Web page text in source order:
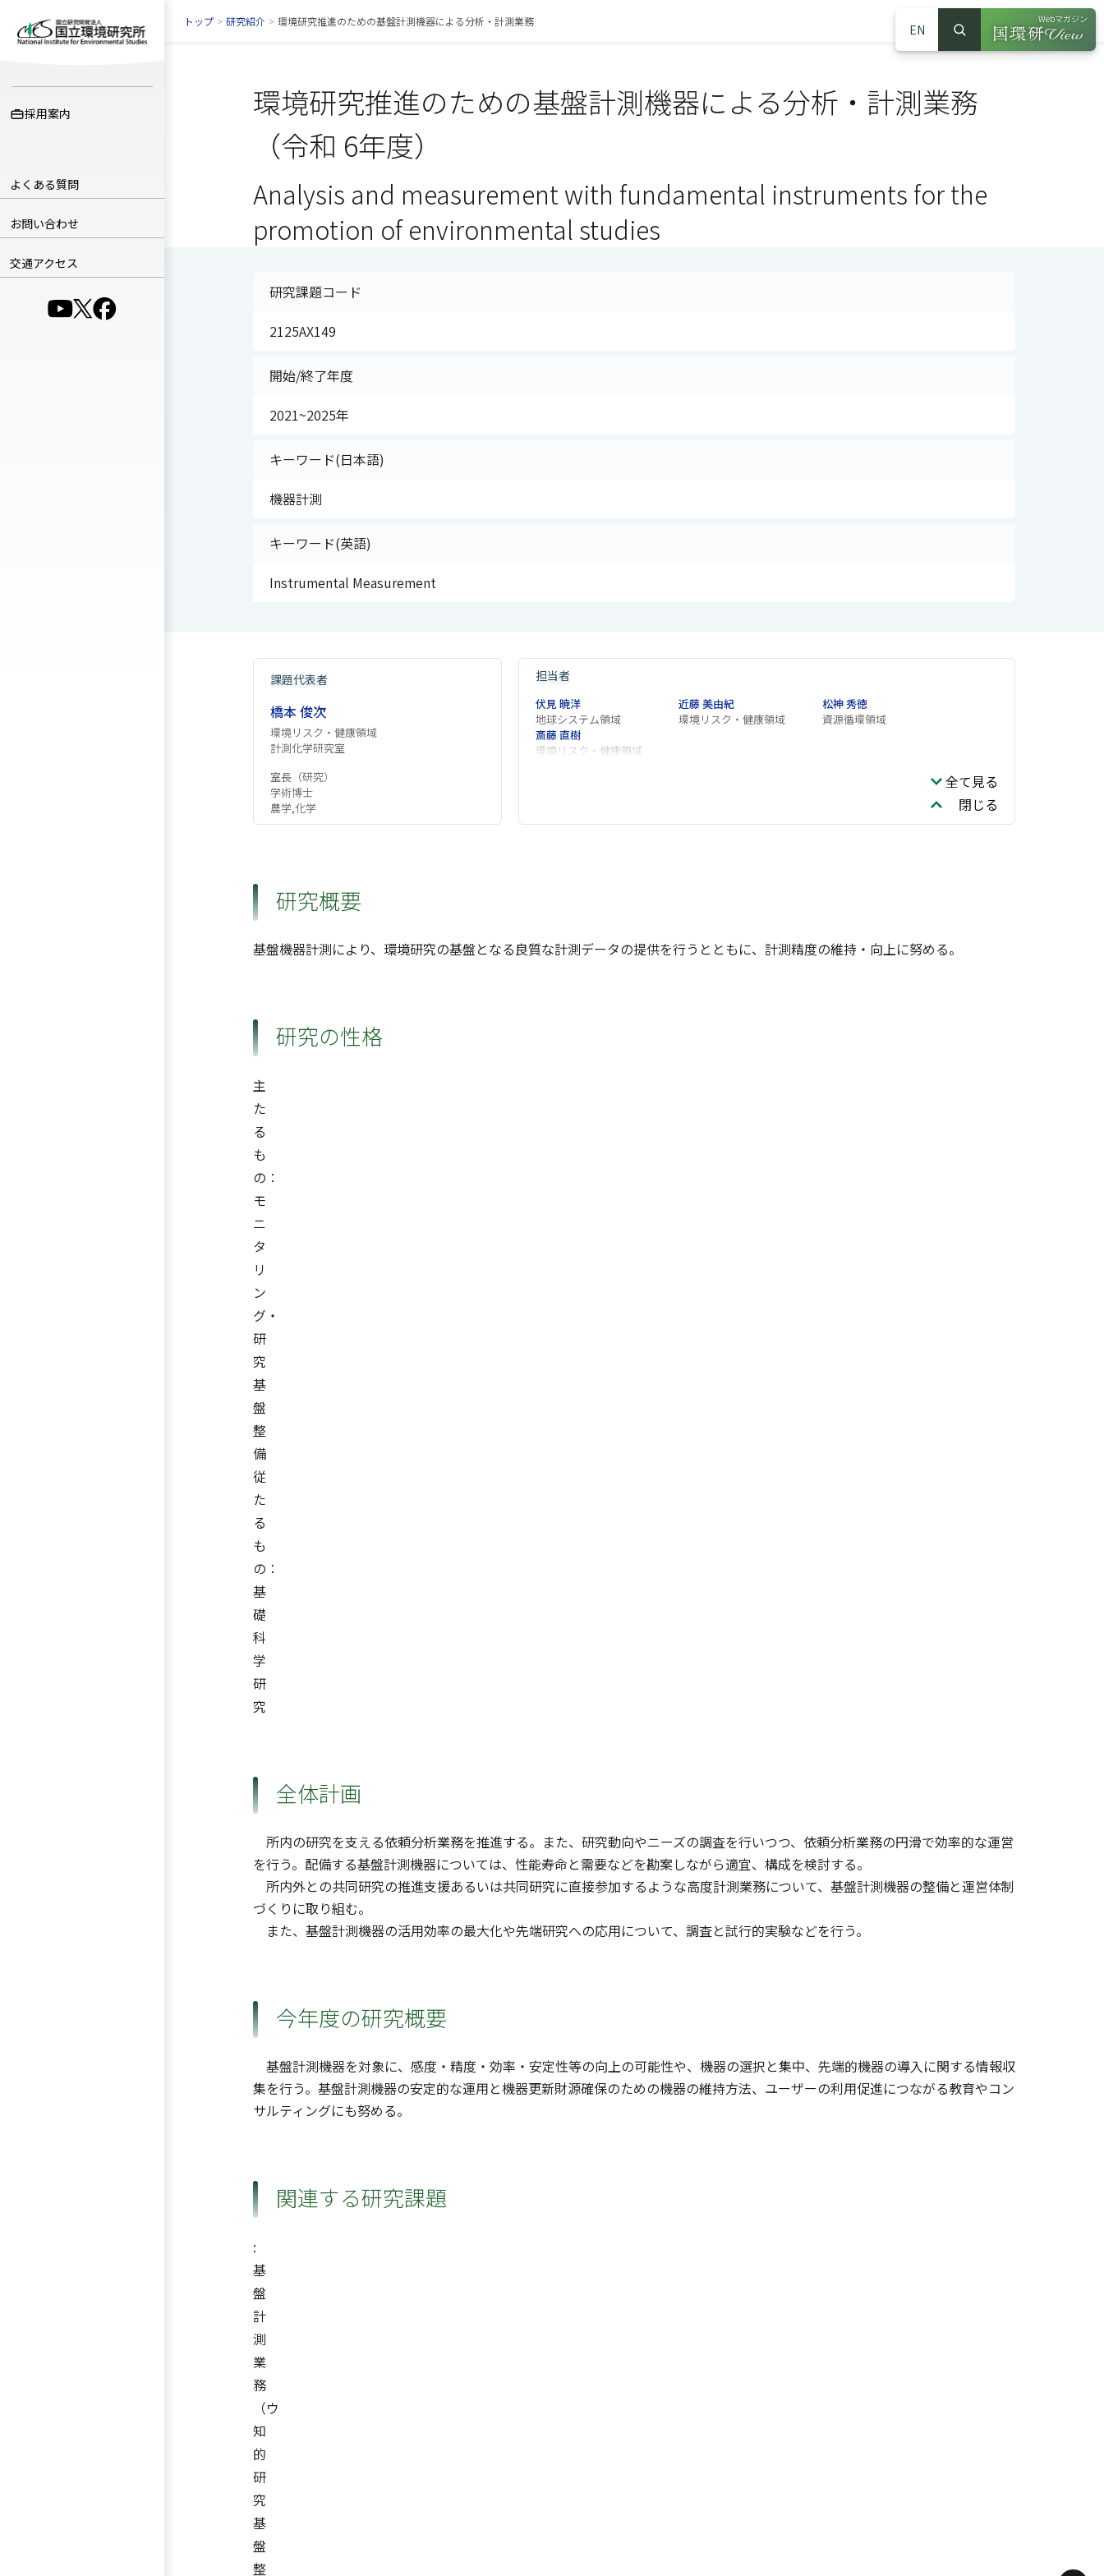
採用案内
よくある質問
お問い合わせ
交通アクセス
（別ウインドウで開きます）
（別ウインドウで開きます）
（別ウインドウで開きます）
EN
サイト内検索
検索
Webマガジン
（別ウインドウ
トップ > 研究紹介 > 環境研究推進のための基盤計測機器による分析・計測業務
環境研究推進のための基盤計測機器による分析・計測業務
（令和 6年度）
Analysis and measurement with fundamental instruments for the
promotion of environmental studies
研究課題コード
2125AX149
開始/終了年度
2021~2025年
キーワード(日本語)
機器計測
キーワード(英語)
Instrumental Measurement
課題代表者
橋本 俊次
環境リスク・健康領域
計測化学研究室
室長（研究）
学術博士
農学,化学
担当者
伏見 暁洋
地球システム領域
近藤 美由紀
環境リスク・健康領域
松神 秀徳
資源循環領域
斎藤 直樹
環境リスク・健康領域
全て見る
閉じる
研究概要
基盤機器計測により、環境研究の基盤となる良質な計測データの提供を行うとともに、計測精度の維持・向上に努める。
研究の性格
主
た
る
も
の：
モ
ニ
タ
リ
ン
グ・
研
究
基
盤
整
備
従
た
る
も
の：
基
礎
科
学
研
究
全体計画
所内の研究を支える依頼分析業務を推進する。また、研究動向やニーズの調査を行いつつ、依頼分析業務の円滑で効率的な運営
を行う。配備する基盤計測機器については、性能寿命と需要などを勘案しながら適宜、構成を検討する。
所内外との共同研究の推進支援あるいは共同研究に直接参加するような高度計測業務について、基盤計測機器の整備と運営体制
づくりに取り組む。
また、基盤計測機器の活用効率の最大化や先端研究への応用について、調査と試行的実験などを行う。
今年度の研究概要
基盤計測機器を対象に、感度・精度・効率・安定性等の向上の可能性や、機器の選択と集中、先端的機器の導入に関する情報収
集を行う。基盤計測機器の安定的な運用と機器更新財源確保のための機器の維持方法、ユーザーの利用促進につながる教育やコン
サルティングにも努める。
関連する研究課題
:
基
盤
計
測
業
務
（ウ
知
的
研
究
基
盤
整